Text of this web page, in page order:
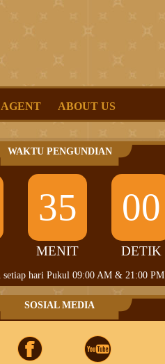
ABOUT US
WAKTU PENGUNDIAN
35
MENIT
00
DETIK
setiap hari Pukul 09:00 AM & 21:00 PM
SOSIAL MEDIA